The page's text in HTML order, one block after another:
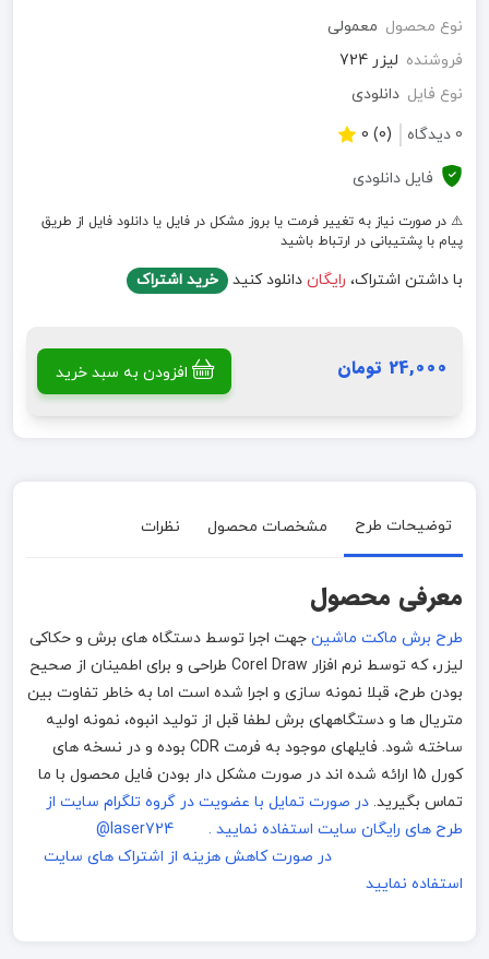
نوع محصول معمولی
فروشنده لیزر 724
نوع فایل دانلودی
0 دیدگاه
(0) 0
فایل دانلودی
⚠️ در صورت نیاز به تغییر فرمت یا بروز مشکل در فایل یا دانلود فایل از طریق
پیام با پشتیبانی در ارتباط باشید
با داشتن اشتراک، رایگان دانلود کنید خرید اشتراک
24,000 تومان افزودن به سبد خرید
توضیحات طرح مشخصات محصول نظرات
معرفی محصول
طرح برش ماکت ماشین جهت اجرا توسط دستگاه های برش و حکاکی
لیزر، که توسط نرم افزار Corel Draw طراحی و برای اطمینان از صحیح
بودن طرح، قبلا نمونه سازی و اجرا شده است اما به خاطر تفاوت بین
متریال ها و دستگاههای برش لطفا قبل از تولید انبوه، نمونه اولیه
ساخته شود. فایلهای موجود به فرمت CDR بوده و در نسخه های
کورل 15 ارائه شده اند در صورت مشکل دار بودن فایل محصول با ما
تماس بگیرید. در صورت تمایل با عضویت در گروه تلگرام سایت از
طرح های رایگان سایت استفاده نمایید . laser724@
در صورت کاهش هزینه از اشتراک های سایت
استفاده نمایید